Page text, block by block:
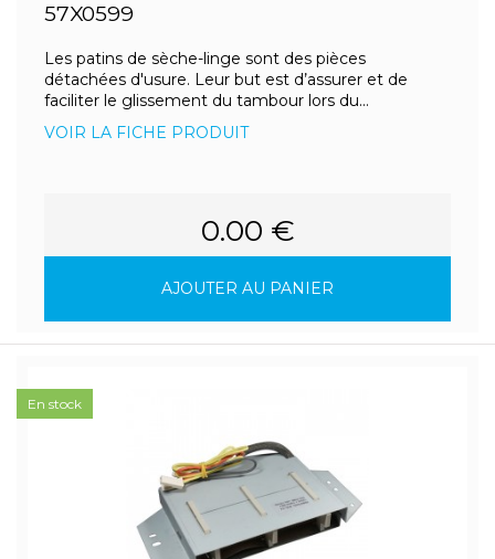
57X0599
Les patins de sèche-linge sont des pièces
détachées d'usure. Leur but est d’assurer et de
faciliter le glissement du tambour lors du...
VOIR LA FICHE PRODUIT
0.00 €
AJOUTER AU PANIER
En stock